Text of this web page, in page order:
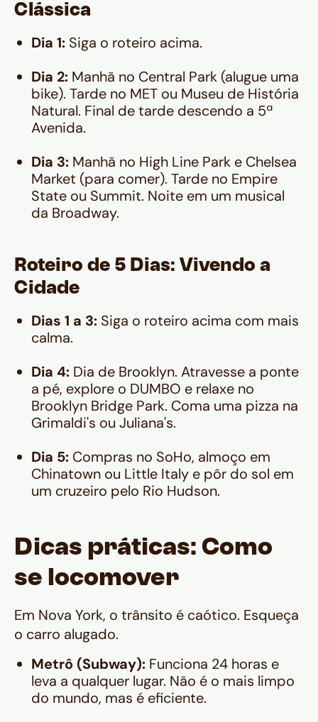
Clássica
Dia 1: Siga o roteiro acima.
Dia 2: Manhã no Central Park (alugue uma
bike). Tarde no MET ou Museu de História
Natural. Final de tarde descendo a 5ª
Avenida.
Dia 3: Manhã no High Line Park e Chelsea
Market (para comer). Tarde no Empire
State ou Summit. Noite em um musical
da Broadway.
Roteiro de 5 Dias: Vivendo a
Cidade
Dias 1 a 3: Siga o roteiro acima com mais
calma.
Dia 4: Dia de Brooklyn. Atravesse a ponte
a pé, explore o DUMBO e relaxe no
Brooklyn Bridge Park. Coma uma pizza na
Grimaldi's ou Juliana's.
Dia 5: Compras no SoHo, almoço em
Chinatown ou Little Italy e pôr do sol em
um cruzeiro pelo Rio Hudson.
Dicas práticas: Como
se locomover
Em Nova York, o trânsito é caótico. Esqueça
o carro alugado.
Metrô (Subway): Funciona 24 horas e
leva a qualquer lugar. Não é o mais limpo
do mundo, mas é eficiente.